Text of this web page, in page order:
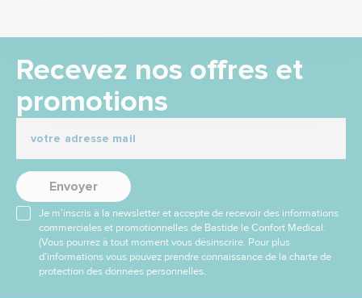
Recevez nos offres et
promotions
Envoyer
Je m’inscris à la newsletter et accepte de recevoir des informations
commerciales et promotionnelles de Bastide le Confort Médical.
(Vous pourrez à tout moment vous désinscrire. Pour plus
d’informations vous pouvez prendre connaissance de la charte de
protection des données personnelles.